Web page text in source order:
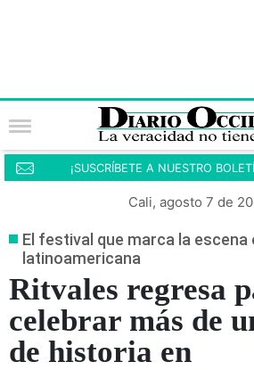
¡SUSCRÍBETE A NUESTRO
Cali, agosto 7 de
El festival que marca la
latinoamericana
Ritvales regresa
celebrar más de
de historia en